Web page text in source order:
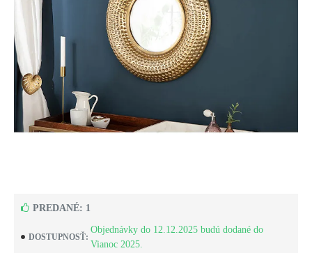
DOSTUPNOSŤ:
Objednávky do 12.12.2025 budú dodané do
Vianoc 2025.
PREDANÉ: 1